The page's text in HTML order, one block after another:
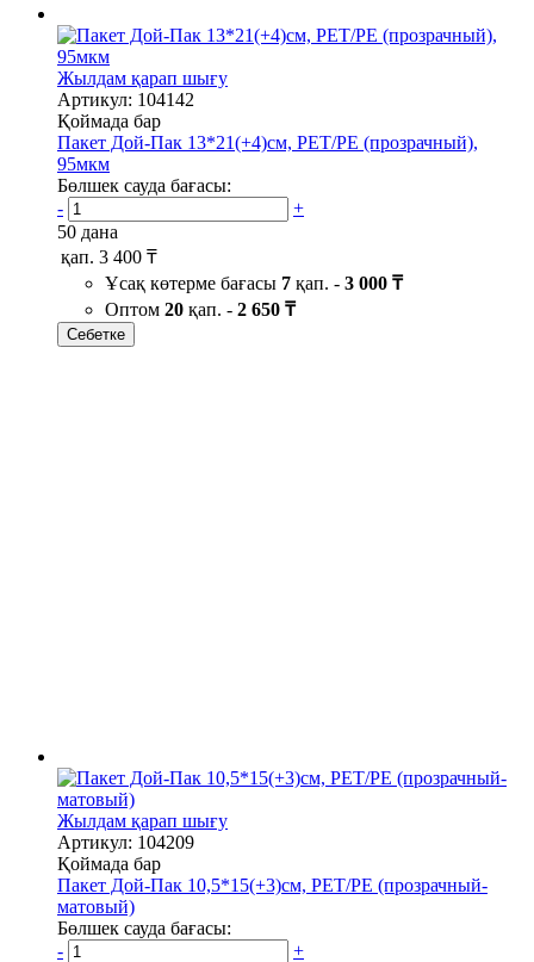
Жылдам қарап шығу
Артикул: 104142
Қоймада бар
Пакет Дой-Пак 13*21(+4)см, PET/PE (прозрачный),
95мкм
Бөлшек сауда бағасы:
-
+
50 дана
қап. 3 400 ₸
Ұсақ көтерме бағасы 7 қап. - 3 000 ₸
Оптом 20 қап. - 2 650 ₸
Себетке
Жылдам қарап шығу
Артикул: 104209
Қоймада бар
Пакет Дой-Пак 10,5*15(+3)см, PET/PE (прозрачный-
матовый)
Бөлшек сауда бағасы:
-
+